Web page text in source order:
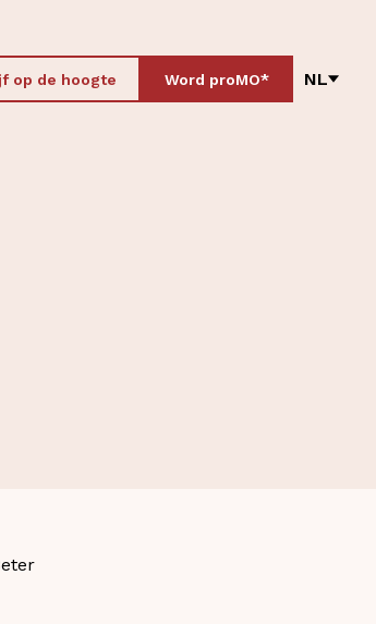
op de hoogte Word proMO* NL